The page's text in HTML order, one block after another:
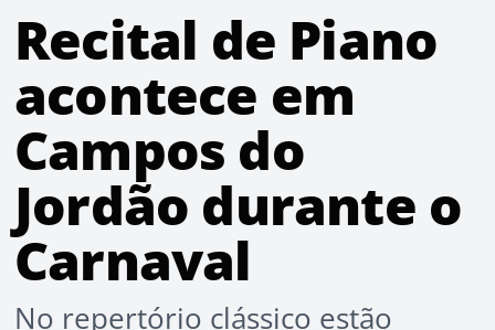
Recital de Piano
acontece em
Campos do
Jordão durante o
Carnaval
No repertório clássico estão